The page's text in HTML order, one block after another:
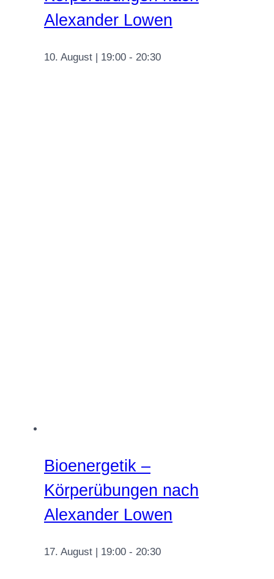
Alexander Lowen
10. August | 19:00 - 20:30
Bioenergetik –
Körperübungen nach
Alexander Lowen
17. August | 19:00 - 20:30